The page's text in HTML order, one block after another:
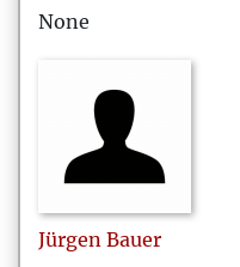
None
Jürgen Bauer